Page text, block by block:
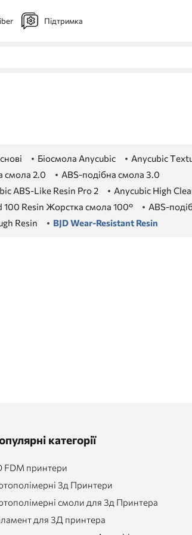
Підтримка
Біосмола Anycubic
Anycubic
смола 2.0
ABS-подібна смола 3.0
ABS-Like Resin Pro 2 Anycubic High
100 Resin Жорстка смола 100°
ABS-
Resin BJD Wear-Resistant Resin
категорії
FDM принтери
3д Принтери
смоли для 3д Принтера
для 3Д принтера